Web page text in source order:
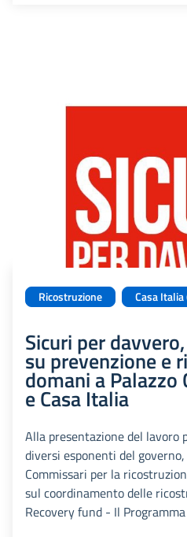
Ricostruzione Casa Italia
Sicuri per
su prevenzione e
domani a Palazzo
e Casa Italia
Alla presentazione del lavoro
diversi esponenti del
Commissari per la
sul coordinamento delle
Recovery fund - Il Programma